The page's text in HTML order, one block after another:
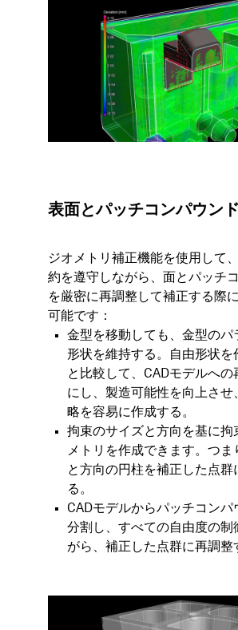
表面とパッチコンパウン
ジオメトリ補正機能を使用して
約を遵守しながら、面とパッチ
を厳密に再調整して補正する際
可能です：
金型を移動しても、金型のパ
形状を維持する。自由形状を
と比較して、CADモデルへの
にし、製造可能性を向上させ
略を容易に作成する。​
拘束のサイズと方向を基に拘
メトリを作成できます。つま
と方向の円柱を補正した点群
る。
CADモデルからパッチコンパ
分割し、すべての自由度の制
がら、補正した点群に再調整